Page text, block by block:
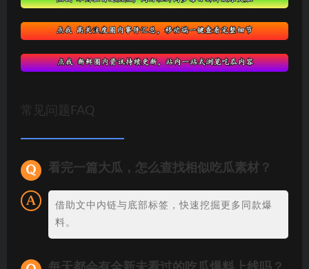
常见问题FAQ
看完一篇大瓜，怎么查找相似吃瓜素材？
借助文中内链与底部标签，快速挖掘更多同款爆
料。